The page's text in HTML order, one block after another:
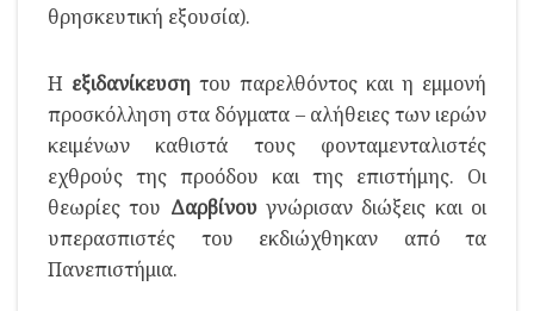
θρησκευτική εξουσία).
Η εξιδανίκευση του παρελθόντος και η εμμονή
προσκόλληση στα δόγματα – αλήθειες των ιερών
κειμένων καθιστά τους φονταμενταλιστές
εχθρούς της προόδου και της επιστήμης. Οι
θεωρίες του Δαρβίνουγνώρισαν διώξεις και οι
υπερασπιστές του εκδιώχθηκαν από τα
Πανεπιστήμια.